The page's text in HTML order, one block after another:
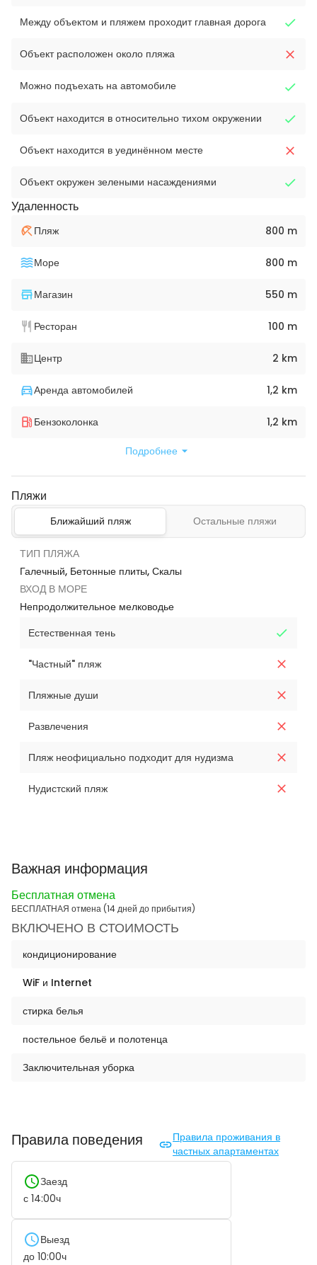
Между объектом и пляжем проходит главная дорога
Объект расположен около пляжа
Можно подъехать на автомобиле
Объект находится в относительно тихом окружении
Объект находится в уединённом месте
Объект окружен зелеными насаждениями
Удаленность
Пляж 800 m
Море 800 m
Магазин 550 m
Ресторан 100 m
Центр 2 km
Аренда автомобилей 1,2 km
Бензоколонка 1,2 km
Подробнее
Пляжи
Ближайший пляж Остальные пляжи
ТИП ПЛЯЖА
Галечный, Бетонные плиты, Скалы
ВХОД В МОРЕ
Непродолжительное мелководье
Естественная тень
"Частный" пляж
Пляжные души
Развлечения
Пляж неофициально подходит для нудизма
Нудистский пляж
Важная информация
Бесплатная отмена
БЕСПЛАТНАЯ отмена (14 дней до прибытия)
ВКЛЮЧЕНО В СТОИМОСТЬ
кондиционирование
WiF и Internet
стирка белья
постельное бельё и полотенца
Заключительная уборка
Правила поведения
Правила проживания в
частных апартаментах
Заезд
с 14:00ч
Выезд
до 10:00ч